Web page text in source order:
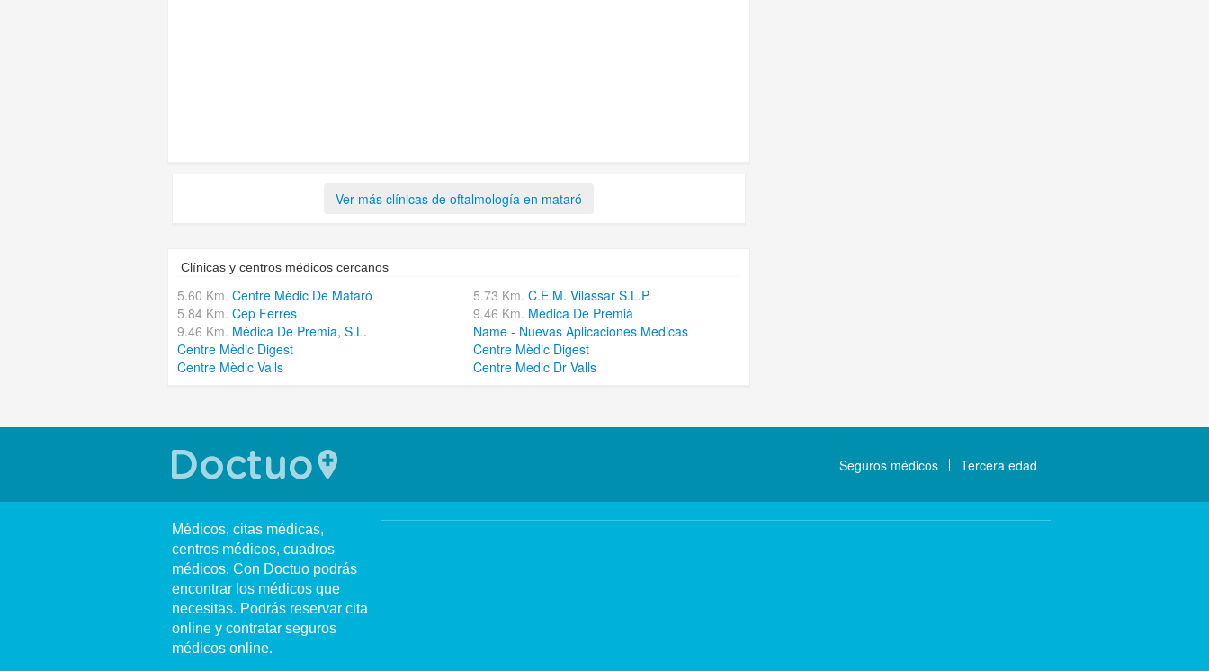
Ver más clínicas de oftalmología en mataró
Clínicas y centros médicos cercanos
5.60 Km. Centre Mèdic De Mataró 5.73 Km.C.E.M. Vilassar S.L.P.
5.84 Km. Cep Ferres 9.46 Km. Mèdica De Premià
9.46 Km. Médica De Premia, S.L.
Name - Nuevas Aplicaciones Medicas
Centre Mèdic Digest
Centre Mèdic Digest
Centre Mèdic Valls
Centre Medic Dr Valls
Seguros médicos Tercera edad
Médicos, citas médicas,
centros médicos, cuadros
médicos. Con Doctuo podrás
encontrar los médicos que
necesitas. Podrás reservar cita
online y contratar seguros
médicos online.